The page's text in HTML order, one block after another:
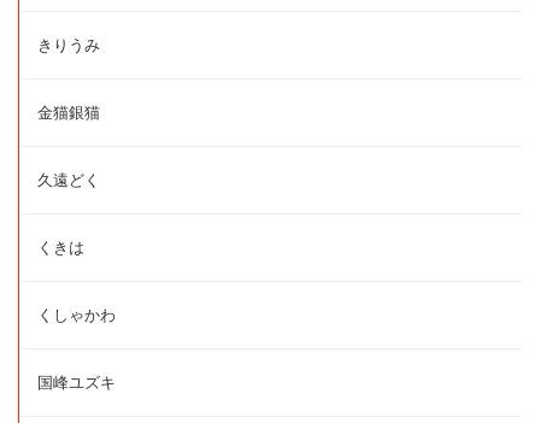
きりうみ
金猫銀猫
久遠どく
くきは
くしゃかわ
国峰ユズキ